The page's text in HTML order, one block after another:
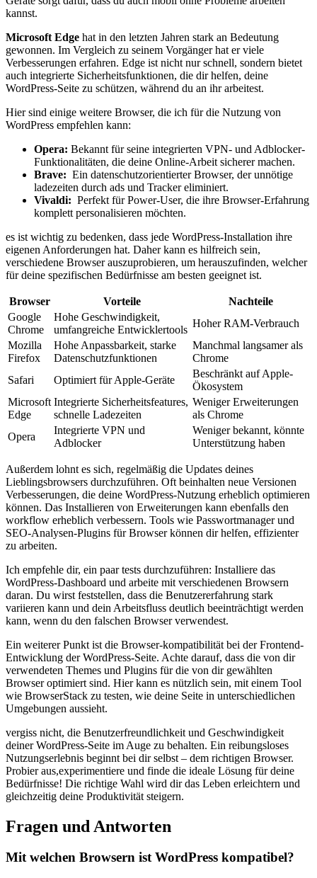
kannst.
Microsoft⁤ Edge hat in‌ den letzten Jahren​ stark an ⁢Bedeutung
gewonnen. Im Vergleich zu seinem Vorgänger hat ⁢er⁤ viele
Verbesserungen erfahren. ​Edge ist ⁢nicht ⁢nur ⁤schnell, sondern bietet‍
auch integrierte Sicherheitsfunktionen, die dir helfen, deine
WordPress-Seite zu schützen, während du an ihr arbeitest.
Hier sind einige weitere Browser, die ich ⁢für die Nutzung von
WordPress empfehlen kann:
Opera: Bekannt für seine integrierten‌ VPN- und Adblocker-
Funktionalitäten, die​ deine Online-Arbeit sicherer machen.
Brave: ⁣ Ein datenschutzorientierter Browser,⁢ der unnötige
ladezeiten⁤ durch ads und Tracker eliminiert.
Vivaldi: ‍ Perfekt für Power-User, die ihre Browser-Erfahrung
komplett personalisieren möchten.
es ist ⁢wichtig zu ‍bedenken, dass⁤ jede ⁤WordPress-Installation ihre
eigenen Anforderungen hat. ⁢Daher ⁣kann es ⁤hilfreich sein,
verschiedene Browser⁣ auszuprobieren, um herauszufinden, welcher
für​ deine spezifischen ​Bedürfnisse am besten geeignet ⁤ist.
Browser Vorteile
Nachteile
Google⁤
Chrome
Hohe⁤ Geschwindigkeit,
umfangreiche‍ Entwicklertools
Hoher RAM-Verbrauch
Mozilla
Firefox
Hohe Anpassbarkeit, starke
Datenschutzfunktionen
Manchmal langsamer als
⁣Chrome
Safari
Optimiert ⁤für Apple-Geräte
Beschränkt auf Apple-
Ökosystem
Microsoft
Edge
Integrierte Sicherheitsfeatures,
schnelle Ladezeiten
Weniger Erweiterungen
als Chrome
Opera
Integrierte VPN und
Adblocker
Weniger bekannt, ⁤könnte⁣
Unterstützung⁤ haben
Außerdem ⁤lohnt‍ es sich, regelmäßig​ die⁢ Updates ​deines
Lieblingsbrowsers durchzuführen. Oft beinhalten neue Versionen
Verbesserungen,‌ die deine ⁤WordPress-Nutzung‌ erheblich optimieren
‍können. ‍Das Installieren von ‍Erweiterungen kann ebenfalls den‌
workflow erheblich verbessern. Tools wie Passwortmanager und ​
SEO-Analysen-Plugins ​für Browser können dir helfen, effizienter
zu arbeiten.
Ich empfehle dir,‍ ein ⁣paar tests durchzuführen: Installiere das
WordPress-Dashboard ⁣und arbeite mit verschiedenen Browsern‍
daran. Du ⁤wirst feststellen, dass die⁣ Benutzererfahrung stark
variieren kann und dein Arbeitsfluss deutlich beeinträchtigt werden
kann, wenn du den falschen Browser verwendest.
Ein weiterer ⁤Punkt ist die Browser-kompatibilität bei der Frontend-
Entwicklung der WordPress-Seite. Achte‌ darauf, dass ‍die von dir​
verwendeten Themes und Plugins für die von⁣ dir gewählten
Browser optimiert sind. Hier kann es nützlich‌ sein, mit⁣ einem Tool
wie BrowserStack zu‌ testen, wie⁣ deine Seite in unterschiedlichen
Umgebungen⁤ aussieht.
vergiss nicht, die⁤ Benutzerfreundlichkeit und Geschwindigkeit
deiner WordPress-Seite ⁤im ‌Auge zu behalten. Ein reibungsloses⁤
Nutzungserlebnis beginnt ⁢bei⁣ dir selbst‌ – dem richtigen Browser.
⁣Probier aus,experimentiere ‍und finde ‌die ideale Lösung für deine
Bedürfnisse! Die richtige Wahl ⁤wird dir das Leben erleichtern und
gleichzeitig ⁢deine⁤ Produktivität steigern.
Fragen‌ und Antworten
Mit ‌welchen ⁣Browsern ‍ist WordPress‍ kompatibel?